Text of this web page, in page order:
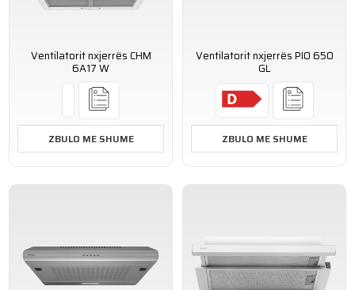
Ventilatorit nxjerrës CHM
6A17 W
ZBULO ME SHUME
Ventilatorit nxjerrës PIO 650
GL
ZBULO ME SHUME